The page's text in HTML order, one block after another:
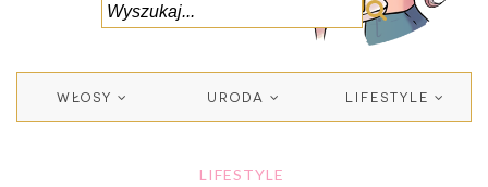
WŁOSY URODA LIFESTYLE
LIFESTYLE